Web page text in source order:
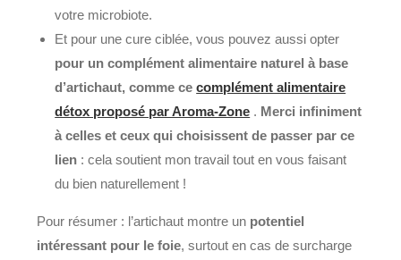
votre microbiote.
Et pour une cure ciblée, vous pouvez aussi opter
pour un complément alimentaire naturel à base
d’artichaut, comme cecomplément alimentaire
détox proposé par Aroma-Zone . Merci infiniment
à celles et ceux qui choisissent de passer par ce
lien : cela soutient mon travail tout en vous faisant
du bien naturellement !
Pour résumer : l’artichaut montre un potentiel
intéressant pour le foie, surtout en cas de surcharge